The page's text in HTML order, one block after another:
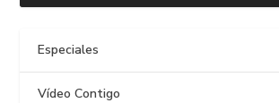
Especiales
Vídeo Contigo